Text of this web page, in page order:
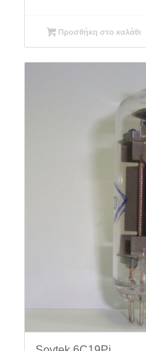
Προσθήκη στο καλάθι